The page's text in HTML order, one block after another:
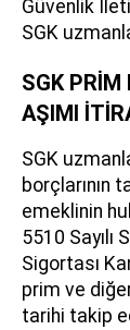
Güvenlik
SGK
SGK PRİM
AŞIMI
SGK
borçlarının
emeklinin
5510 Sayılı
Sigortası
prim ve
tarihi takip